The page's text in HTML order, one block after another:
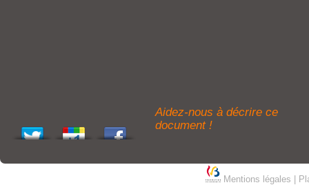
Aidez-nous à décrire ce
document !
Mentions légales